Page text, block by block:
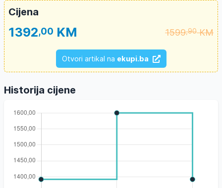
Cijena
1392,00 KM 1599,90KM
Otvori artikal na ekupi.ba
Historija cijene